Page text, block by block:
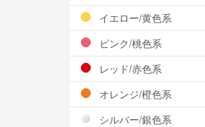
イエロー/黄色系
ピンク/桃色系
レッド/赤色系
オレンジ/橙色系
シルバー/銀色系